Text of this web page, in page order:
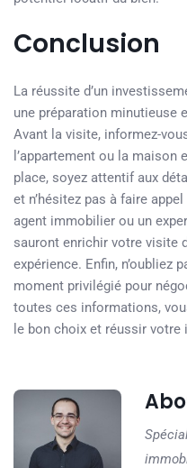
Conclusion
La réussite d’un
une préparation minutieuse
Avant la visite, informez-
l’appartement ou la maison
place, soyez attentif aux
et n’hésitez pas à faire
agent immobilier ou un
sauront enrichir votre visite
expérience. Enfin, n’oubliez
moment privilégié pour
toutes ces informations,
le bon choix et réussir